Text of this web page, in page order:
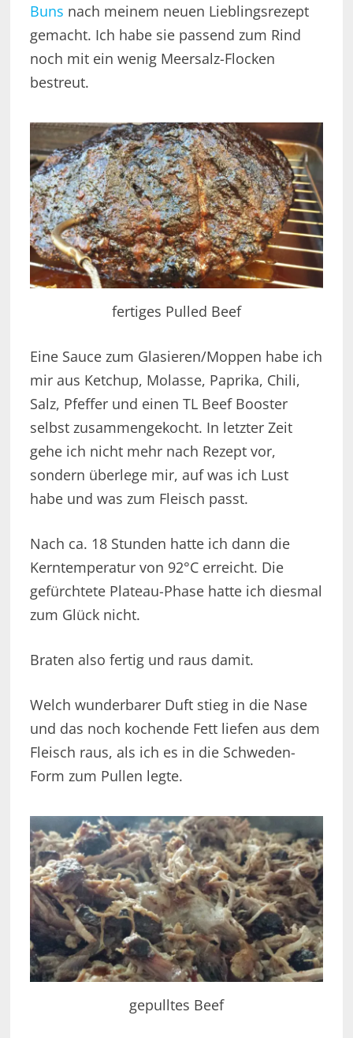
Buns nach meinem neuen Lieblingsrezept
gemacht. Ich habe sie passend zum Rind
noch mit ein wenig Meersalz-Flocken
bestreut.
fertiges Pulled Beef
Eine Sauce zum Glasieren/Moppen habe ich
mir aus Ketchup, Molasse, Paprika, Chili,
Salz, Pfeffer und einen TL Beef Booster
selbst zusammengekocht. In letzter Zeit
gehe ich nicht mehr nach Rezept vor,
sondern überlege mir, auf was ich Lust
habe und was zum Fleisch passt.
Nach ca. 18 Stunden hatte ich dann die
Kerntemperatur von 92°C erreicht. Die
gefürchtete Plateau-Phase hatte ich diesmal
zum Glück nicht.
Braten also fertig und raus damit.
Welch wunderbarer Duft stieg in die Nase
und das noch kochende Fett liefen aus dem
Fleisch raus, als ich es in die Schweden-
Form zum Pullen legte.
gepulltes Beef